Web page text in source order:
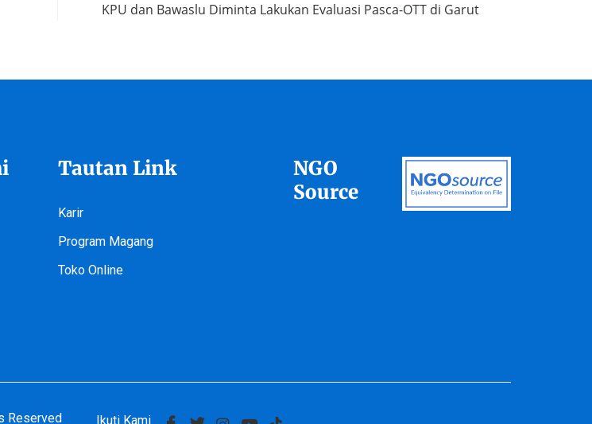
KPU dan Bawaslu Diminta Lakukan Evaluasi Pasca-OTT di Garut
Tautan Link
Karir
Program Magang
Toko Online
NGO
Source
Reserved Ikuti Kami